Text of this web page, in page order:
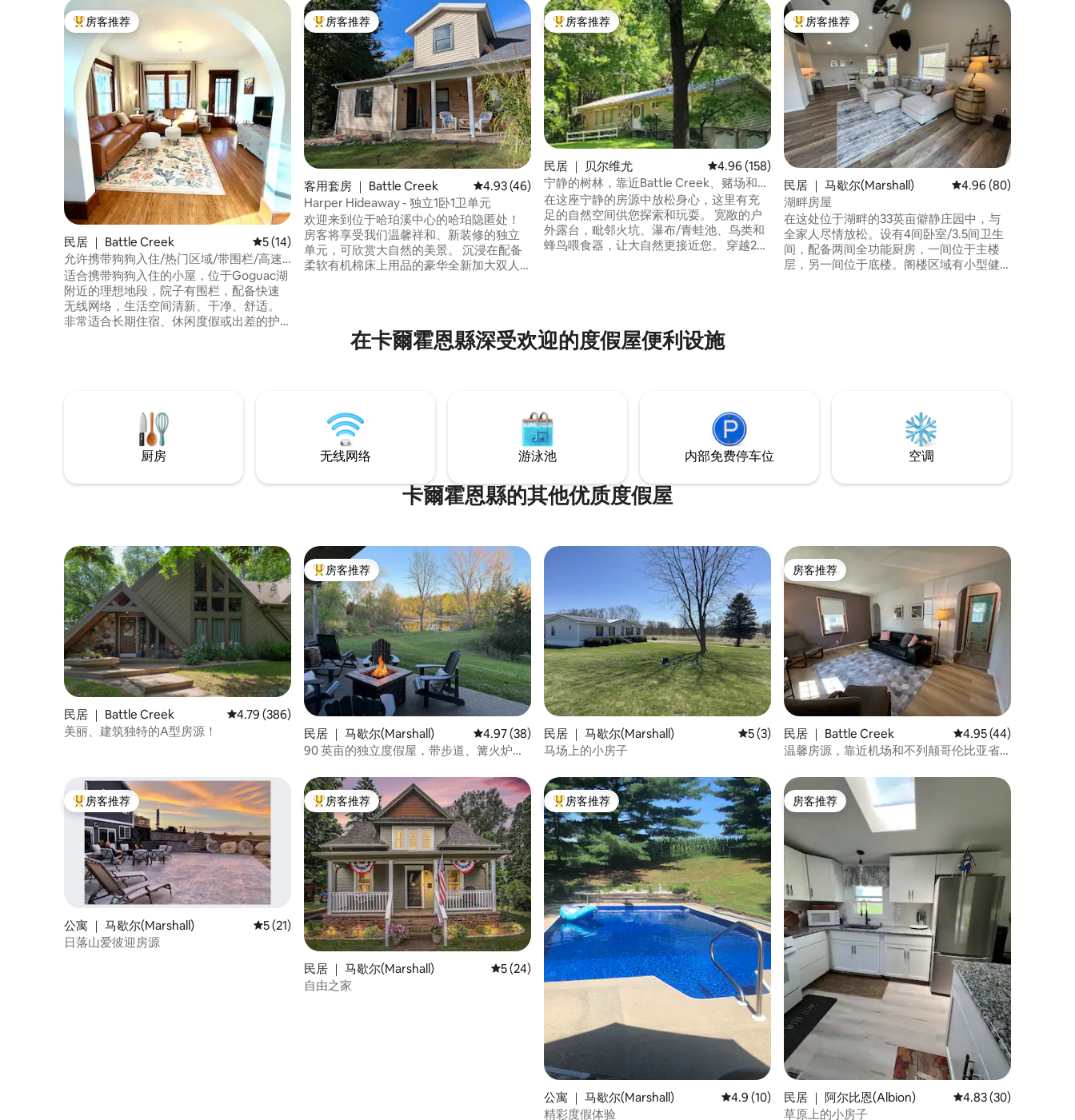
热门「房客推荐」
房客推荐
民居 ｜ Battle Creek 平均评分 5 分（满分 5 分），共 14 条评价
5 (14)
允许携带狗狗入住/热门区域/带围栏/高速
无线网络
适合携带狗狗入住的小屋，位于Goguac湖
附近的理想地段，院子有围栏，配备快速
无线网络，生活空间清新、干净、舒适。
非常适合长期住宿、休闲度假或出差的护
Aviation。上I-94，前往卡拉马祖、马歇
尔、大急流城，甚至美丽的密歇根湖。
热门「房客推荐」
房客推荐
客用套房 ｜ Battle Creek 平均评分 4.93 分（满分 5 分），共 46 条评价
4.93 (46)
Harper Hideaway - 独立1卧1卫单元
欢迎来到位于哈珀溪中心的哈珀隐匿处！
房客将享受我们温馨祥和、新装修的独立
单元，可欣赏大自然的美景。 沉浸在配备
柔软有机棉床上用品的豪华全新加大双人
乡村房源距离Binder Park动物园、
Firekeeper's Casino、商店、餐厅、公
园、高尔夫球场等地仅几分钟路程。
热门「房客推荐」
房客推荐
民居 ｜ 贝尔维尤 平均评分 4.96 分（满分 5 分），共 158 条评价
4.96 (158)
宁静的树林，靠近Battle Creek、赌场和
Marshall
在这座宁静的房源中放松身心，这里有充
足的自然空间供您探索和玩耍。 宽敞的户
外露台，毗邻火坑、瀑布/青蛙池、鸟类和
蜂鸟喂食器，让大自然更接近您。 穿越20
停电期间供电。
热门「房客推荐」
房客推荐
民居 ｜ 马歇尔(Marshall) 平均评分 4.96 分（满
4.96 (80)
湖畔房屋
在这处位于湖畔的33英亩僻静庄园中，与
全家人尽情放松。设有4间卧室/3.5间卫生
间，配备两间全功能厨房，一间位于主楼
层，另一间位于底楼。阁楼区域有小型健
在卡爾霍恩縣深受欢迎的度假屋便利设施
厨房 无线网络 游泳池 内部免费停车位 空调
卡爾霍恩縣的其他优质度假屋
民居 ｜ Battle Creek 平均评分 4.79 分（满分 5 分），共 386 条评价
4.79 (386)
美丽、建筑独特的A型房源！
热门「房客推荐」
房客推荐
民居 ｜ 马歇尔(Marshall) 平均评分 4.97 分（满分 5 分），共 38 条评价
4.97 (38)
90 英亩的独立度假屋，带步道、篝火炉，
民居 ｜ 马歇尔(Marshall) 平均评分 5 分（满分 5 分），共 3 条评价
5 (3)
马场上的小房子
房客推荐
房客推荐
民居 ｜ Battle Creek 平均评分 4.95 分（满
4.95 (44)
温馨房源，靠近机场和不列颠哥伦比亚省
热门「房客推荐」
房客推荐
公寓 ｜ 马歇尔(Marshall) 平均评分 5 分（满分 5 分），共 21 条评价
5 (21)
日落山爱彼迎房源
热门「房客推荐」
房客推荐
民居 ｜ 马歇尔(Marshall) 平均评分 5 分（满分 5 分），共 24 条评价
5 (24)
自由之家
热门「房客推荐」
房客推荐
公寓 ｜ 马歇尔(Marshall) 平均评分 4.9 分（满分 5 分），共 10 条评价
4.9 (10)
精彩度假体验
房客推荐
房客推荐
民居 ｜ 阿尔比恩(Albion) 平均评分 4.83 分（满
4.83 (30)
草原上的小房子